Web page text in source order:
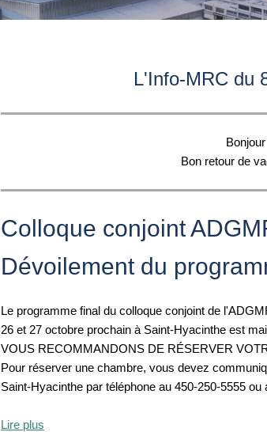
L'Info-MRC du
Bonjour
Bon retour de
Colloque conjoint
Dévoilement du
Le programme final du colloque conjoint de
26 et 27 octobre prochain à Saint-Hyacinthe est
VOUS RECOMMANDONS DE RÉSERVER
Pour réserver une chambre, vous devez
Saint-Hyacinthe par téléphone au 450-250-5555
Lire plus